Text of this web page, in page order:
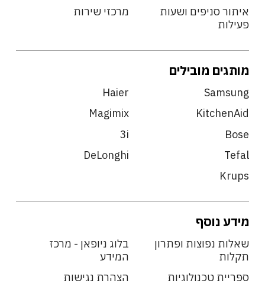
איתור סניפים ושעות
פעילות
מרכזי שירות
מותגים מובילים
Samsung
Haier
KitchenAid
Magimix
Bose
3i
Tefal
DeLonghi
Krups
מידע נוסף
שאלות נפוצות ופתרון
תקלות
בלוג ניופאן - מרכז
המידע
ספריית טכנולוגיות
הצהרת נגישות